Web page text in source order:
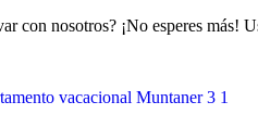
con nosotros? ¡No esperes